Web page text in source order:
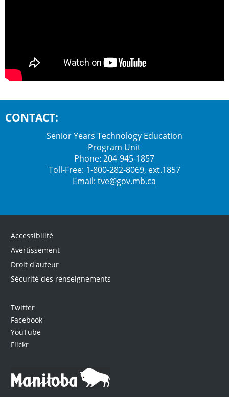
CONTACT:
Senior Years Technology Education
Program Unit
Phone: 204-945-1857
Toll‑Free: 1‑800‑282‑8069, ext.1857
Email:tve@gov.mb.ca
Accessibilité
Avertissement
Droit d'auteur
Sécurité des renseignements
Twitter
Facebook
YouTube
Flickr